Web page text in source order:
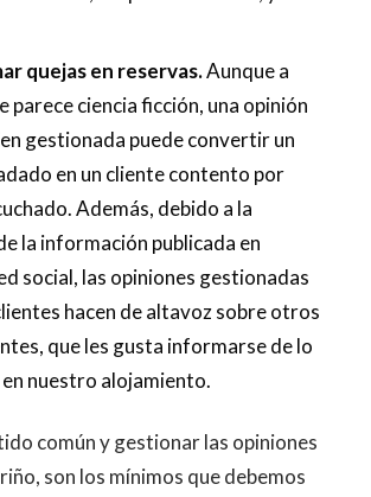
quejas en reservas.Aunque a
parece ciencia ficción, una opinión
gestionada puede convertir un
en un cliente contento por
Además, debido a la
la información publicada en
social, las opiniones gestionadas
hacen de altavoz sobre otros
que les gusta informarse de lo
nuestro alojamiento.
común y gestionar las opiniones
son los mínimos que debemos